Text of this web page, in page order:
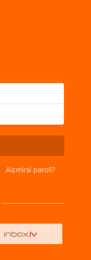
Aizmirsi paroli?